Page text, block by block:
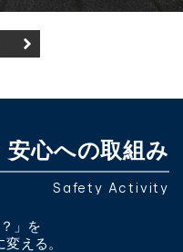
安心への取組み
Safety Activity
」を
変える。